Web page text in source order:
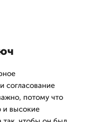
согласование
потому что
и высокие